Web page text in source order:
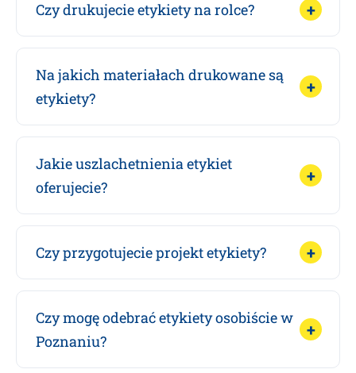
Czy drukujecie etykiety na rolce?
Na jakich materiałach drukowane są
etykiety?
Jakie uszlachetnienia etykiet
oferujecie?
Czy przygotujecie projekt etykiety?
Czy mogę odebrać etykiety osobiście w
Poznaniu?